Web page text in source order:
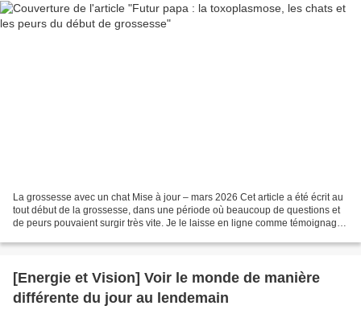
La grossesse avec un chat Mise à jour – mars 2026 Cet article a été écrit au
tout début de la grossesse, dans une période où beaucoup de questions et
de peurs pouvaient surgir très vite. Je le laisse en ligne comme témoignage
[Energie et Vision] Voir le monde de manière
différente du jour au lendemain